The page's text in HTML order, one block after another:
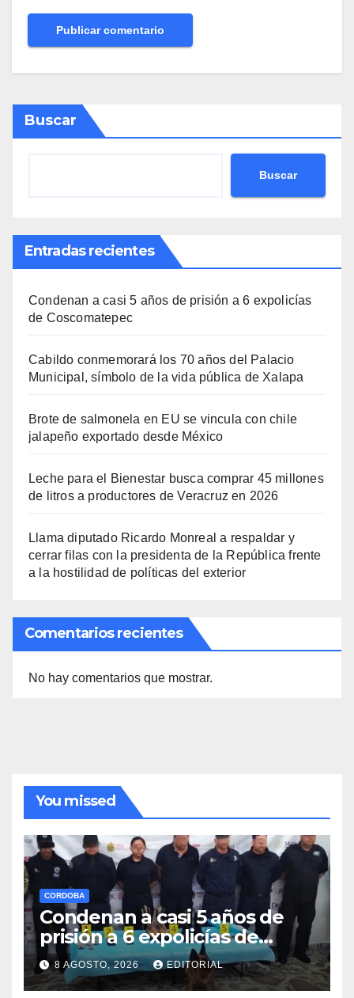
Buscar
Buscar
Entradas recientes
Condenan a casi 5 años de prisión a 6 expolicías
de Coscomatepec
Cabildo conmemorará los 70 años del Palacio
Municipal, símbolo de la vida pública de Xalapa
Brote de salmonela en EU se vincula con chile
jalapeño exportado desde México
Leche para el Bienestar busca comprar 45 millones
de litros a productores de Veracruz en 2026
Llama diputado Ricardo Monreal a respaldar y
cerrar filas con la presidenta de la República frente
a la hostilidad de políticas del exterior
Comentarios recientes
No hay comentarios que mostrar.
You missed
CORDOBA
Condenan a casi 5 años de
prisión a 6 expolicías de
Coscomatepec
8 AGOSTO, 2026 EDITORIAL